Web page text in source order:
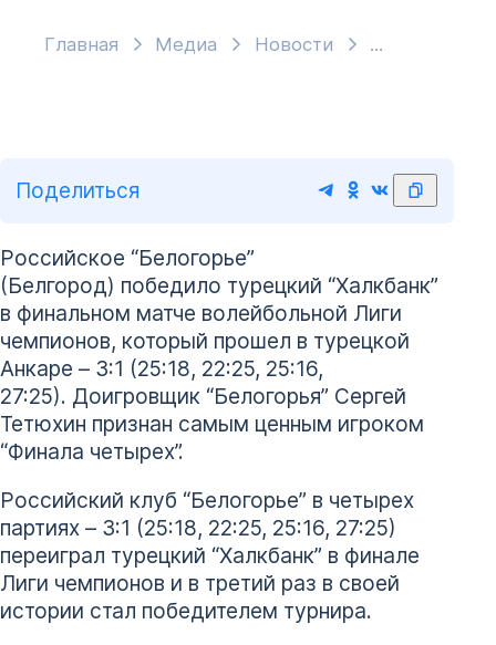
Главная Медиа Новости
Поделиться
Российское “Белогорье”
(Белгород) победило турецкий “Халкбанк”
в финальном матче волейбольной Лиги
чемпионов, который прошел в турецкой
Анкаре – 3:1 (25:18, 22:25, 25:16,
27:25). Доигровщик “Белогорья” Сергей
Тетюхин признан самым ценным игроком
“Финала четырех”.
Российский клуб “Белогорье” в четырех
партиях – 3:1 (25:18, 22:25, 25:16, 27:25)
переиграл турецкий “Халкбанк” в финале
Лиги чемпионов и в третий раз в своей
истории стал победителем турнира.